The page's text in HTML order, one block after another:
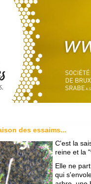
des essaims...
C'est la
reine et la
Elle ne
qui